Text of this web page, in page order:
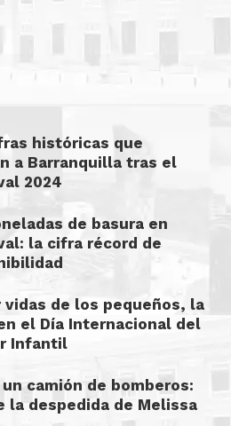
históricas que
a Barranquilla tras el
2024
de basura en
la cifra récord de
vidas de los pequeños, la
el Día Internacional del
Infantil
camión de bomberos:
la despedida de Melissa